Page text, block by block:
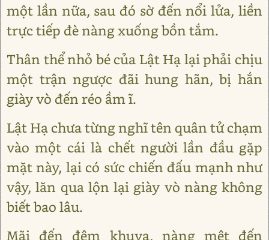
một lần nữa, sau đó sờ đến nổi lửa, liền
trực tiếp đè nàng xuống bồn tắm.
Thân thể nhỏ bé của Lật Hạ lại phải chịu
một trận ngược đãi hung hãn, bị hắn
giày vò đến réo ầm ĩ.
Lật Hạ chưa từng nghĩ tên quân tử chạm
vào một cái là chết người lần đầu gặp
mặt này, lại có sức chiến đấu mạnh như
vậy, lăn qua lộn lại giày vò nàng không
biết bao lâu.
Mãi đến đêm khuya, nàng mệt đến